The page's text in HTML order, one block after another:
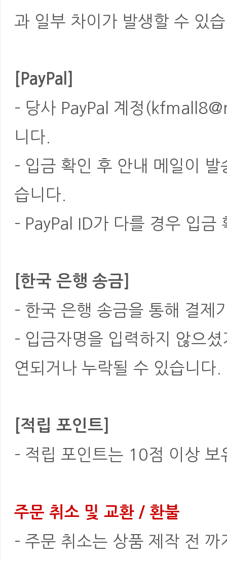
과 일부 차이가 발생할 수 있
[PayPal]
- 당사 PayPal 계정
니다.
- 입금 확인 후 안내 메일이
습니다.
- PayPal ID가 다를 경우 입금
[한국 은행 송금]
- 한국 은행 송금을 통해 결제
- 입금자명을 입력하지 않으
연되거나 누락될 수 있습니다.
[적립 포인트]
- 적립 포인트는 10점 이상
주문 취소 및 교환 / 환불
- 주문 취소는 상품 제작 전